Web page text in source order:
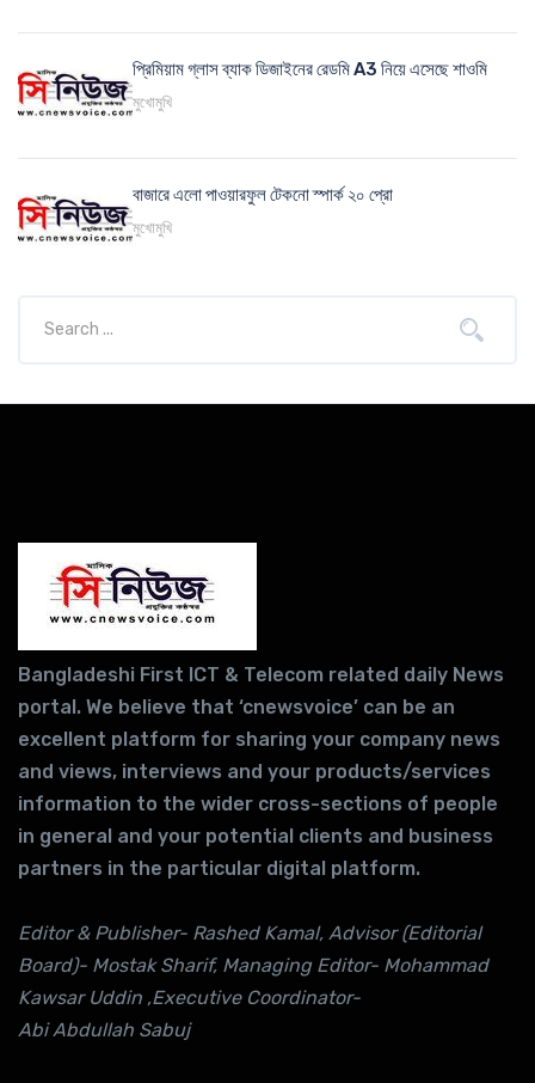
প্রিমিয়াম গ্লাস ব্যাক ডিজাইনের রেডমি A3 নিয়ে এসেছে শাওমি
মুখোমুখি
বাজারে এলো পাওয়ারফুল টেকনো স্পার্ক ২০ প্রো
মুখোমুখি
Bangladeshi First ICT & Telecom related daily News
portal. We believe that ‘cnewsvoice’ can be an
excellent platform for sharing your company news
and views, interviews and your products/services
information to the wider cross-sections of people
in general and your potential clients and business
partners in the particular digital platform.
Editor & Publisher- Rashed Kamal, Advisor (Editorial
Board)- Mostak Sharif, Managing Editor- Mohammad
Kawsar Uddin ,Executive Coordinator-
Abi Abdullah Sabuj